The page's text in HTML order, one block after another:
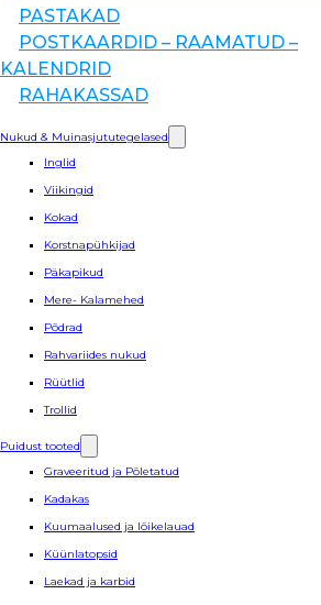
PASTAKAD
POSTKAARDID – RAAMATUD –
KALENDRID
RAHAKASSAD
Nukud & Muinasjututegelased
Inglid
Viikingid
Kokad
Korstnapühkijad
Päkapikud
Mere- Kalamehed
Põdrad
Rahvariides nukud
Rüütlid
Trollid
Puidust tooted
Graveeritud ja Põletatud
Kadakas
Kuumaalused ja lõikelauad
Küünlatopsid
Laekad ja karbid